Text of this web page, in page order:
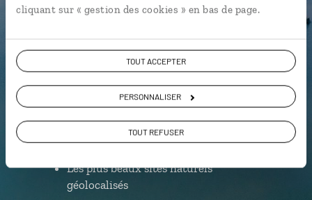
cliquant sur « gestion des cookies » en bas de page.
TOUT ACCEPTER
PERSONNALISER
TOUT REFUSER
Luciole,
l'appli qui vous guide en Arabie
Saoudite
L’itinéraire vers votre hôtel en 1
clic
Notre sélection de boutiques
d'encens et épices
Les plus beaux sites naturels
géolocalisés